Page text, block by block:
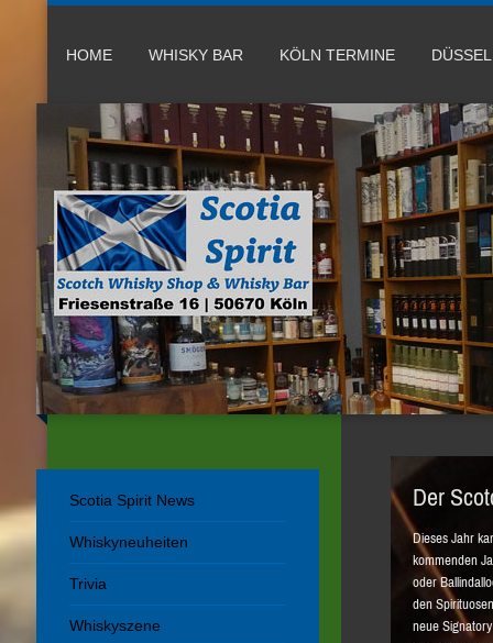
HOME WHISKY BAR KÖLN TERMINE
Der
Dieses Jahr
kommenden
oder
den
neue
Scotia Spirit News
Whiskyneuheiten
Trivia
Whiskyszene